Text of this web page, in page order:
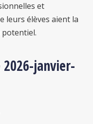
et
leurs élèves aient la
janvier-